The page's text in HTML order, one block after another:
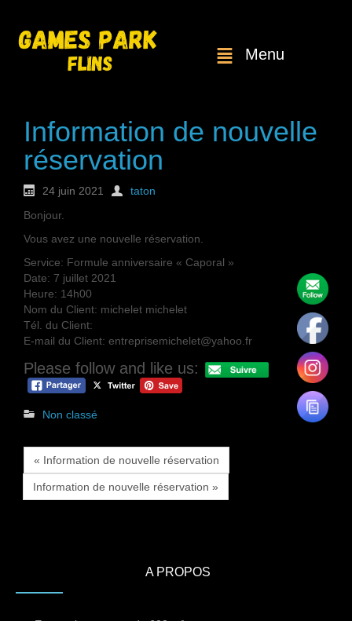
Menu
Information de nouvelle
réservation
24 juin 2021
taton
Bonjour.
Vous avez une nouvelle réservation.
Service: Formule anniversaire « Caporal »
Date: 7 juillet 2021
Heure: 14h00
Nom du Client: michelet michelet
Tél. du Client:
E-mail du Client: entreprisemichelet@yahoo.fr
Please follow and like us:
Non classé
« Information de nouvelle réservation
Information de nouvelle réservation »
A PROPOS